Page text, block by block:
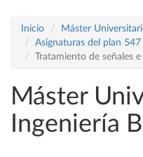
Inicio
Máster
Asignaturas del plan 547
Tratamiento de señales
Máster
Ingeniería